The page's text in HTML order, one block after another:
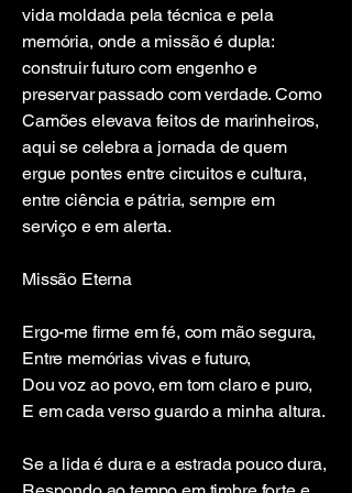
vida moldada pela técnica e pela
memória, onde a missão é dupla:
construir futuro com engenho e
preservar passado com verdade. Como
Camões elevava feitos de marinheiros,
aqui se celebra a jornada de quem
ergue pontes entre circuitos e cultura,
entre ciência e pátria, sempre em
serviço e em alerta.
Missão Eterna
Ergo-me firme em fé, com mão segura,
Entre memórias vivas e futuro,
Dou voz ao povo, em tom claro e puro,
E em cada verso guardo a minha altura.
Se a lida é dura e a estrada pouco dura,